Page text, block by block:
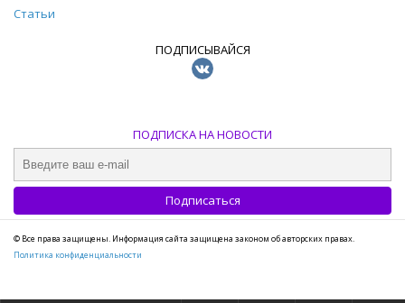
Статьи
ПОДПИСЫВАЙСЯ
ПОДПИСКА НА НОВОСТИ
© Все права защищены. Информация сайта защищена законом об авторских правах.
Политика конфиденциальности